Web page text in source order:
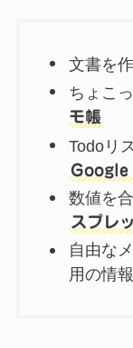
文書を
ちょこ
モ帳
Todoリ
Google
数値を
スプレ
自由な
用の情